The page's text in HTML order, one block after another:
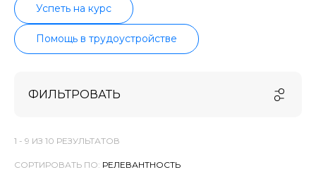
Успеть на курс
Помощь в трудоустройстве
ФИЛЬТРОВАТЬ
1 - 9 ИЗ 10 РЕЗУЛЬТАТОВ
СОРТИРОВАТЬ ПО: